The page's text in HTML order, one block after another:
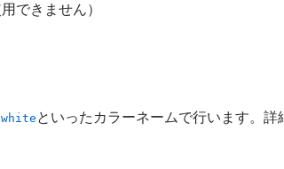
できません）
white といったカラーネームで行います。詳